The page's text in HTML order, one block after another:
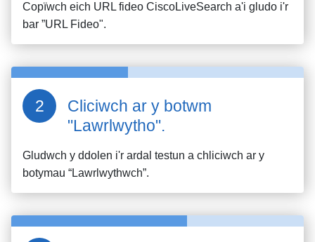
Copïwch eich URL fideo CiscoLiveSearch a'i gludo i'r
bar ”URL Fideo".
Cliciwch ar y botwm
"Lawrlwytho".
Gludwch y ddolen i'r ardal testun a chliciwch ar y
botymau “Lawrlwythwch”.